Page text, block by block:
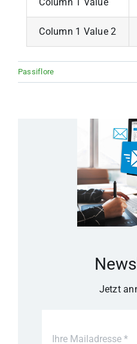
Column 1 Value 2
Passiflore
Jetzt